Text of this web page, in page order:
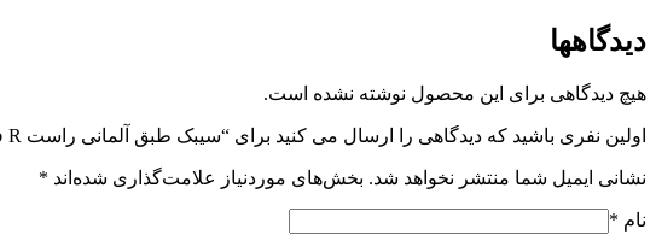
دیدگاهها
هیچ دیدگاهی برای این محصول نوشته نشده است.
اولین نفری باشید که دیدگاهی را ارسال می کنید برای “سیبک طبق آلمانی راست R فولکس گل”
نشانی ایمیل شما منتشر نخواهد شد. بخش‌های موردنیاز علامت‌گذاری شده‌اند *
نام *